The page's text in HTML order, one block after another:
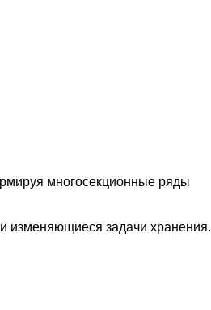
многосекционные ряды
изменяющиеся задачи хранения.